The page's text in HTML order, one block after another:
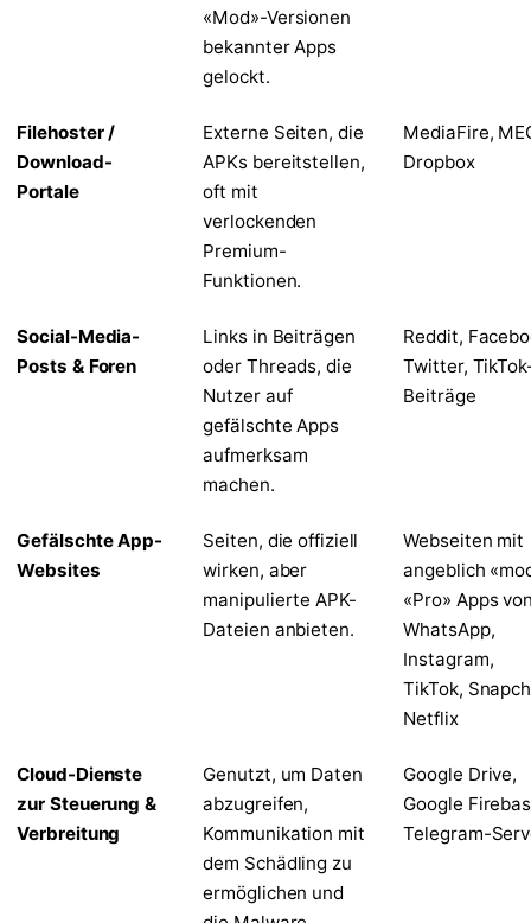
«Mod»-Versionen
bekannter Apps
gelockt.
Filehoster /
Download-
Portale
Externe Seiten, die
APKs bereitstellen,
oft mit
verlockenden
Premium-
Funktionen.
MediaFire,
Dropbox
Social-Media-
Posts & Foren
Links in Beiträgen
oder Threads, die
Nutzer auf
gefälschte Apps
aufmerksam
machen.
Reddit,
Twitter,
Beiträge
Gefälschte App-
Websites
Seiten, die offiziell
wirken, aber
manipulierte APK-
Dateien anbieten.
Webseiten mit
angeblich
«Pro» Apps
WhatsApp,
Instagram,
TikTok,
Netflix
Cloud-Dienste
zur Steuerung &
Verbreitung
Genutzt, um Daten
abzugreifen,
Kommunikation mit
dem Schädling zu
ermöglichen und
Google Drive,
Google
Telegram-